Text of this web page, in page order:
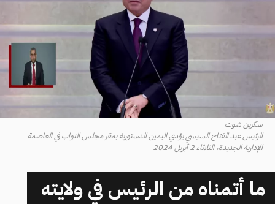
سكرين شوت
الرئيس عبد الفتاح السيسي يؤدي اليمين الدستورية بمقر مجلس النواب في العاصمة
الإدارية الجديدة، الثلاثاء 2 أبريل 2024
ما أتمناه من الرئيس في ولايته